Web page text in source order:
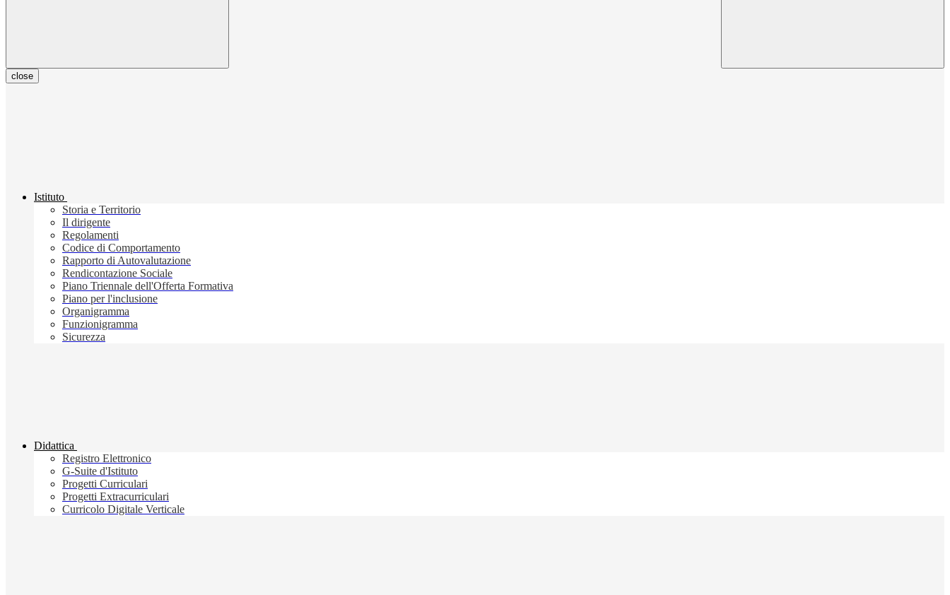
close
Istituto
Storia e Territorio
Il dirigente
Regolamenti
Codice di Comportamento
Rapporto di Autovalutazione
Rendicontazione Sociale
Piano Triennale dell'Offerta Formativa
Piano per l'inclusione
Organigramma
Funzionigramma
Sicurezza
Didattica
Registro Elettronico
G-Suite d'Istituto
Progetti Curriculari
Progetti Extracurriculari
Curricolo Digitale Verticale